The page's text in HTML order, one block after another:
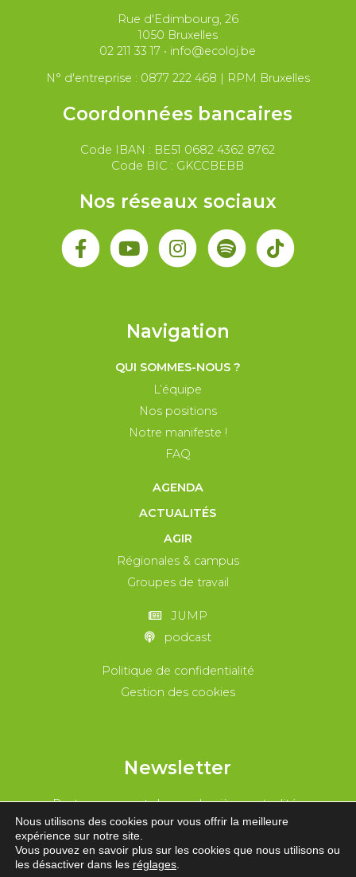
Paix et droit international
Rue d'Edimbourg, 26
1050 Bruxelles
02 211 33 17 • info@ecoloj.be
N° d'entreprise : 0877 222 468 | RPM Bruxelles
Coordonnées bancaires
Code IBAN : BE51 0682 4362 8762
Code BIC : GKCCBEBB
Nos réseaux sociaux
Navigation
QUI SOMMES-NOUS ?
L’équipe
Nos positions
Notre manifeste !
FAQ
AGENDA
ACTUALITÉS
AGIR
Régionales & campus
Groupes de travail
JUMP
podcast
Politique de confidentialité
Gestion des cookies
Newsletter
Reste au courant de nos dernières actualités
REJOINS-NOUS !
Nous utilisons des cookies pour vous offrir la meilleure
expérience sur notre site.
Vous pouvez en savoir plus sur les cookies que nous utilisons ou
les désactiver dans les réglages